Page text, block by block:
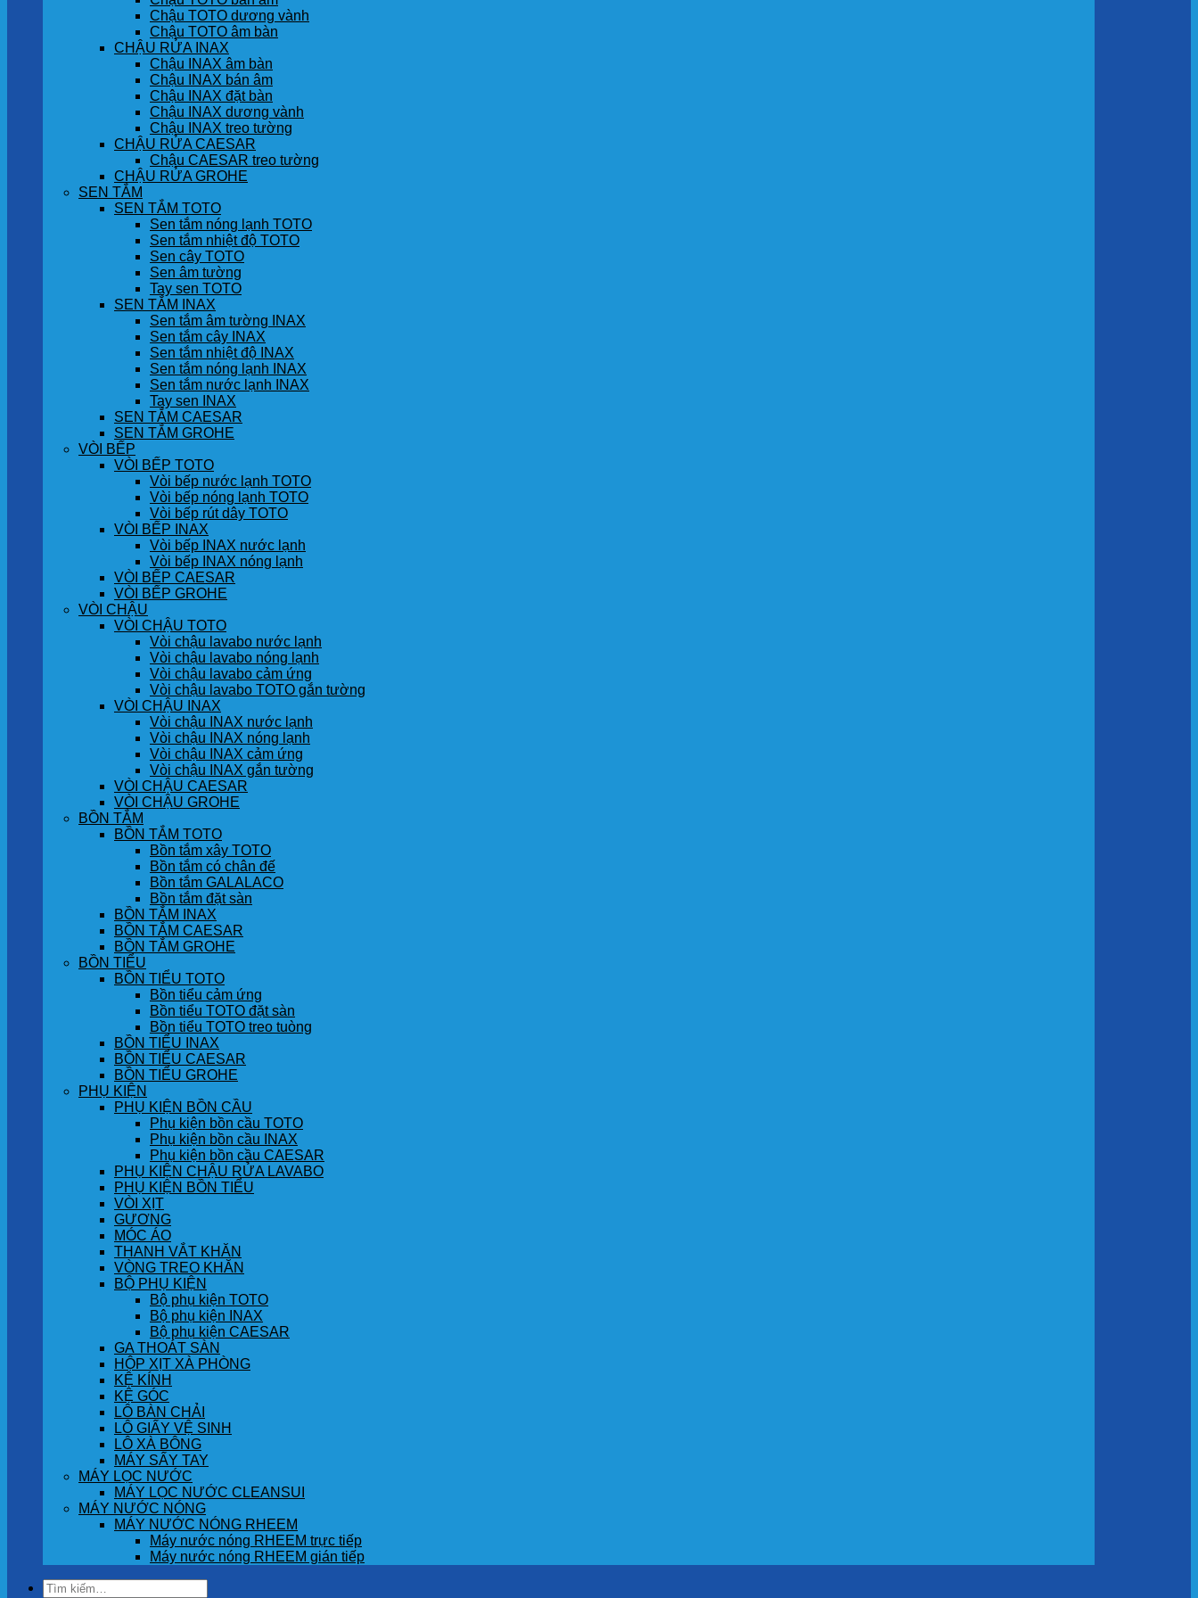
Chậu TOTO dương vành
Chậu TOTO âm bàn
CHẬU RỬA INAX
Chậu INAX âm bàn
Chậu INAX bán âm
Chậu INAX đặt bàn
Chậu INAX dương vành
Chậu INAX treo tường
CHẬU RỬA CAESAR
Chậu CAESAR treo tường
CHẬU RỬA GROHE
SEN TẮM
SEN TẮM TOTO
Sen tắm nóng lạnh TOTO
Sen tắm nhiệt độ TOTO
Sen cây TOTO
Sen âm tường
Tay sen TOTO
SEN TẮM INAX
Sen tắm âm tường INAX
Sen tắm cây INAX
Sen tắm nhiệt độ INAX
Sen tắm nóng lạnh INAX
Sen tắm nước lạnh INAX
Tay sen INAX
SEN TẮM CAESAR
SEN TẮM GROHE
VÒI BẾP
VÒI BẾP TOTO
Vòi bếp nước lạnh TOTO
Vòi bếp nóng lạnh TOTO
Vòi bếp rút dây TOTO
VÒI BẾP INAX
Vòi bếp INAX nước lạnh
Vòi bếp INAX nóng lạnh
VÒI BẾP CAESAR
VÒI BẾP GROHE
VÒI CHẬU
VÒI CHẬU TOTO
Vòi chậu lavabo nước lạnh
Vòi chậu lavabo nóng lạnh
Vòi chậu lavabo cảm ứng
Vòi chậu lavabo TOTO gắn tường
VÒI CHẬU INAX
Vòi chậu INAX nước lạnh
Vòi chậu INAX nóng lạnh
Vòi chậu INAX cảm ứng
Vòi chậu INAX gắn tường
VÒI CHẬU CAESAR
VÒI CHẬU GROHE
BỒN TẮM
BỒN TẮM TOTO
Bồn tắm xây TOTO
Bồn tắm có chân đế
Bồn tắm GALALACO
Bồn tắm đặt sàn
BỒN TẮM INAX
BỒN TẮM CAESAR
BỒN TẮM GROHE
BỒN TIỂU
BỒN TIỂU TOTO
Bồn tiểu cảm ứng
Bồn tiểu TOTO đặt sàn
Bồn tiểu TOTO treo tuòng
BỒN TIỂU INAX
BỒN TIỂU CAESAR
BỒN TIỂU GROHE
PHỤ KIỆN
PHỤ KIỆN BỒN CẦU
Phụ kiện bồn cầu TOTO
Phụ kiện bồn cầu INAX
Phụ kiện bồn cầu CAESAR
PHỤ KIỆN CHẬU RỬA LAVABO
PHỤ KIỆN BỒN TIỂU
VÒI XỊT
GƯƠNG
MÓC ÁO
THANH VẮT KHĂN
VÒNG TREO KHĂN
BỘ PHỤ KIỆN
Bộ phụ kiện TOTO
Bộ phụ kiện INAX
Bộ phụ kiện CAESAR
GA THOÁT SÀN
HỘP XỊT XÀ PHÒNG
KỆ KÍNH
KỆ GÓC
LÔ BÀN CHẢI
LÔ GIẤY VỆ SINH
LÔ XÀ BÔNG
MÁY SẤY TAY
MÁY LỌC NƯỚC
MÁY LỌC NƯỚC CLEANSUI
MÁY NƯỚC NÓNG
MÁY NƯỚC NÓNG RHEEM
Máy nước nóng RHEEM trực tiếp
Máy nước nóng RHEEM gián tiếp
Tìm